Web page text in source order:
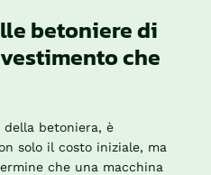
betoniere di
che
della betoniera, è
solo il costo iniziale, ma
che una macchina